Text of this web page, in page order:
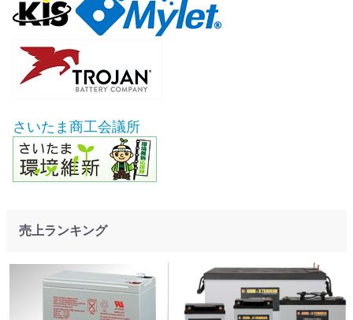
さいたま商工会議所
売上ランキング